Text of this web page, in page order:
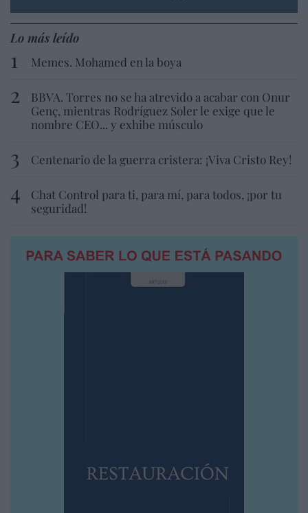
Lo más leído
Memes. Mohamed en la boya
BBVA. Torres no se ha atrevido a acabar con Onur
Genç, mientras Rodríguez Soler le exige que le
nombre CEO... y exhibe músculo
Centenario de la guerra cristera: ¡Viva Cristo Rey!
Chat Control para ti, para mí, para todos, ¡por tu
seguridad!